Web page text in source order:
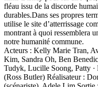
fléau issu de la discorde
durables.Dans ses propres
utilise le site d’atterrissage
montrant à quoi ressemblera
notre humanité commune.
Acteurs : Kelly Marie Tran,
Kim, Sandra Oh, Ben
Tudyk, Lucille Soong, Patty
(Ross Butler) Réalisateur :